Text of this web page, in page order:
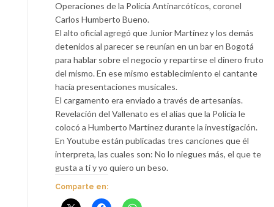
Operaciones de la Policía Antinarcóticos, coronel
Carlos Humberto Bueno.
El alto oficial agregó que Junior Martínez y los demás
detenidos al parecer se reunían en un bar en Bogotá
para hablar sobre el negocio y repartirse el dinero fruto
del mismo. En ese mismo establecimiento el cantante
hacía presentaciones musicales.
El cargamento era enviado a través de artesanías.
Revelación del Vallenato es el alias que la Policía le
colocó a Humberto Martínez durante la investigación.
En Youtube están publicadas tres canciones que él
interpreta, las cuales son: No lo niegues más, el que te
gusta a ti y yo quiero un beso.
Comparte en: